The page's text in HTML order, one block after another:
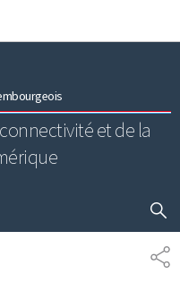
et de la